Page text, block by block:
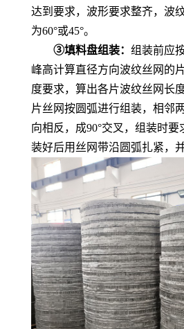
达到要求，波形要求整齐，波
为60°或45°。
③填料盘组装：组装前应
峰高计算直径方向波纹丝网的
度要求，算出各片波纹丝网长
片丝网按圆弧进行组装，相邻
向相反，成90°交叉，组装时要
装好后用丝网带沿圆弧扎紧，